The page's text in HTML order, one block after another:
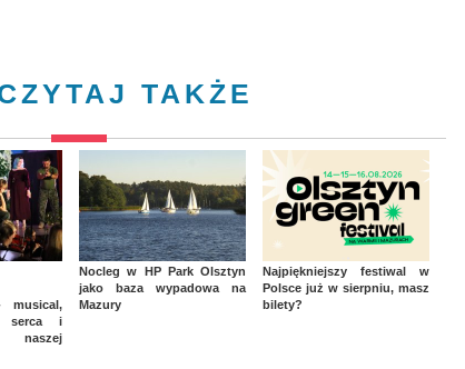
TAKŻE
musical,
serca i
naszej
Nocleg w HP Park Olsztyn
jako baza wypadowa na
Mazury
Najpiękniejszy festiwal w
Polsce już w sierpniu, masz
bilety?